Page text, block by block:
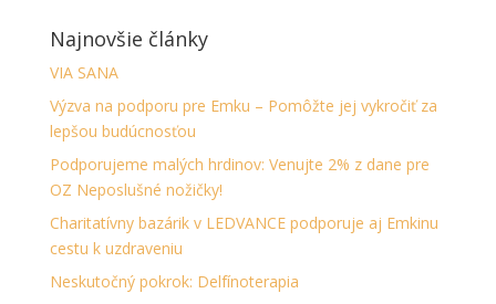
Najnovšie články
VIA SANA
Výzva na podporu pre Emku – Pomôžte jej vykročiť za
lepšou budúcnosťou
Podporujeme malých hrdinov: Venujte 2% z dane pre
OZ Neposlušné nožičky!
Charitatívny bazárik v LEDVANCE podporuje aj Emkinu
cestu k uzdraveniu
Neskutočný pokrok: Delfínoterapia